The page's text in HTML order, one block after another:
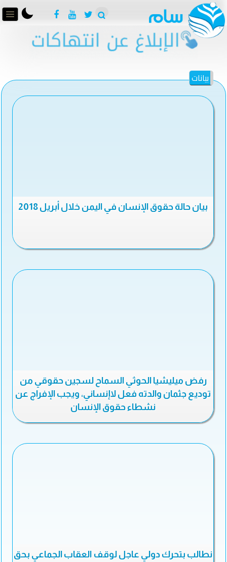
بيانات
بيان حالة حقوق الإنسان في اليمن خلال أبريل 2018
رفض ميليشيا الحوثي السماح لسجين حقوقي من
توديع جثمان والدته فعل لاإنساني، ويجب الإفراج عن
نشطاء حقوق الإنسان
نطالب بتحرك دولي عاجل لوقف العقاب الجماعي بحق